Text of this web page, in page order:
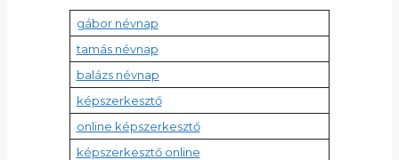
gábor névnap
tamás névnap
balázs névnap
képszerkesztő
online képszerkesztő
képszerkesztő online